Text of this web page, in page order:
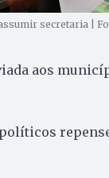
secretaria |
aos